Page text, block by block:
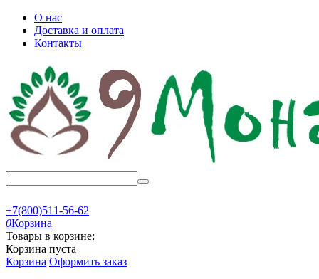
О нас
Доставка и оплата
Контакты
+7(800)511-56-62
0Корзина
Товары в корзине:
Корзина пуста
Корзина Оформить заказ